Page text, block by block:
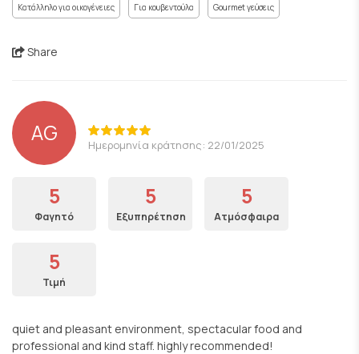
Κατάλληλο για οικογένειες Για κουβεντούλα Gourmet γεύσεις
Share
AG Ημερομηνία κράτησης: 22/01/2025
5
Φαγητό
5
Εξυπηρέτηση
5
Ατμόσφαιρα
5
Τιμή
quiet and pleasant environment, spectacular food and
professional and kind staff. highly recommended!